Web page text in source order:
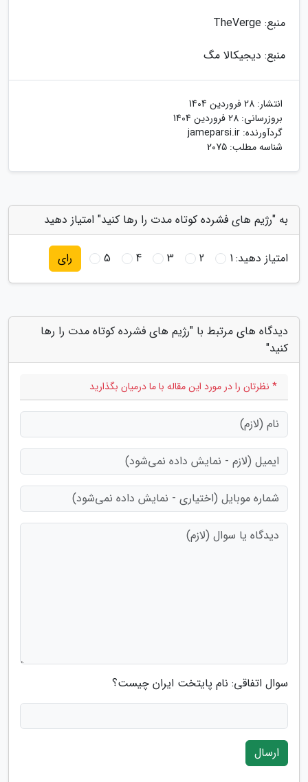
منبع: TheVerge
منبع: دیجیکالا مگ
انتشار: 28 فروردین 1404
بروزرسانی: 28 فروردین 1404
گردآورنده: jameparsi.ir
شناسه مطلب: 2075
به "رژیم های فشرده کوتاه مدت را رها کنید" امتیاز دهید
امتیاز دهید:1
2
3
4
5 رای
دیدگاه های مرتبط با "رژیم های فشرده کوتاه مدت را رها
کنید"
* نظرتان را در مورد این مقاله با ما درمیان بگذارید
سوال اتفاقی: نام پایتخت ایران چیست؟
ارسال